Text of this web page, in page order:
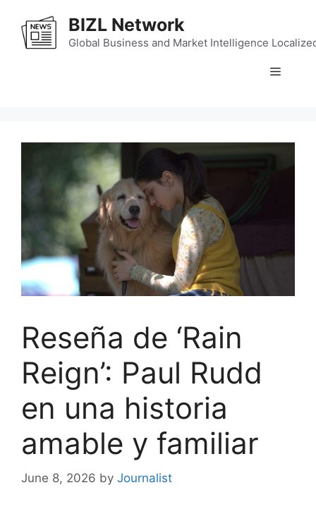
content
BIZL Network
Global Business and Market Intelligence
Menu
Reseña de ‘Rain
Reign’: Paul Rudd
en una historia
amable y familiar
June 8, 2026 by Journalist